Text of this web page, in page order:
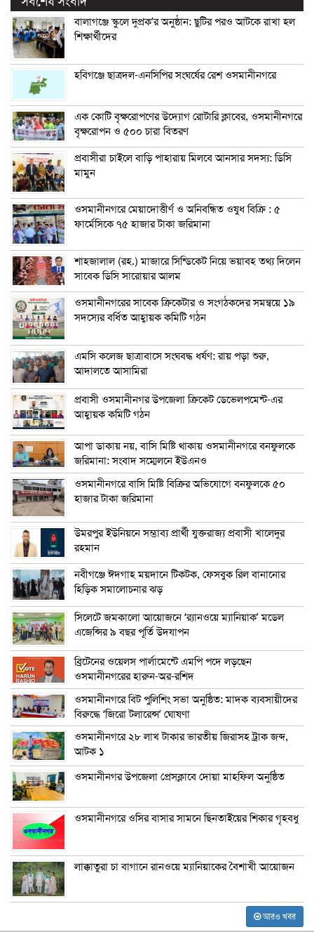
বালাগঞ্জে স্কুলে দুপ্রক’র অনুষ্ঠান: ছুটির পরও আটকে রাখা হল
শিক্ষার্থীদের
হবিগঞ্জে ছাত্রদল-এনসিপির সংঘর্ষের রেশ ওসমানীনগরে
এক কোটি বৃক্ষরোপণের উদ্যোগ রোটারি ক্লাবের, ওসমানীনগরে
বৃক্ষরোপন ও ৫০০ চারা বিতরণ
প্রবাসীরা চাইলে বাড়ি পাহারায় মিলবে আনসার সদস্য: ডিসি
মামুন
ওসমানীনগরে মেয়াদোত্তীর্ণ ও অনিবন্ধিত ওষুধ বিক্রি : ৫
ফার্মেসিকে ৭৫ হাজার টাকা জরিমানা
শাহজালাল (রহ.) মাজারে সিন্ডিকেট নিয়ে ভয়াবহ তথ্য দিলেন
সাবেক ডিসি সারোয়ার আলম
ওসমানীনগরের সাবেক ক্রিকেটার ও সংগঠকদের সমন্বয়ে ১৯
সদস্যের বর্ধিত আহ্বায়ক কমিটি গঠন
এম‌সি কলেজ ছাত্রাবাসে সংঘবদ্ধ ধর্ষণ: রায় পড়া শুরু,
আদালতে আসামিরা
প্রবাসী ওসমানীনগর উপজেলা ক্রিকেট ডেভেলপমেন্ট-এর
আহ্বায়ক কমিটি গঠন
আপা ডাকায় নয়, বাসি মিষ্টি থাকায় ওসমানীনগরে বনফুলকে
জরিমানা: সংবাদ সম্মেলনে ইউএনও
ওসমানীনগরে বাসি মিষ্টি বিক্রির অভিযোগে বনফুলকে ৫০
হাজার টাকা জরিমানা
উমরপুর ইউনিয়নে সম্ভাব্য প্রার্থী যুক্তরাজ্য প্রবাসী খালেদুর
রহমান
নবীগঞ্জে ঈদগাহ ময়দানে টিকটক, ফেসবুক রিল বানানোর
হিড়িক সমালোচনার ঝড়
সিলেটে জমকালো আয়োজনে ‘র‍্যানওয়ে ম্যানিয়াক’ মডেল
এজেন্সির ৯ বছর পূর্তি উদযাপন
ব্রিটেনের ওয়েলস পার্লামেন্টে এমপি পদে লড়ছেন
ওসমানীনগরের হারুন-অর-রশিদ
ওসমানীনগরে বিট পুলিশিং সভা অনুষ্ঠিত: মাদক ব্যবসায়ীদের
বিরুদ্ধে ‘জিরো টলারেন্স’ ঘোষণা
ওসমানীনগরে ২৮ লাখ টাকার ভারতীয় জিরাসহ ট্রাক জব্দ,
আটক ১
ওসমানীনগর উপজেলা প্রেসক্লাবে দোয়া মাহফিল অনুষ্ঠিত
ওসমানীনগরে ওসির বাসার সামনে ছিনতাইয়ের শিকার গৃহবধু
লাক্কাতুরা চা বাগানে রানওয়ে ম্যানিয়াকের বৈশাখী আয়োজন
আরও খবর